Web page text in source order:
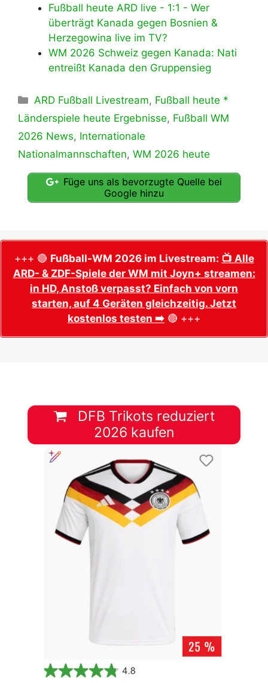
Fußball heute ARD live - 1:1 - Wer
überträgt Kanada gegen Bosnien &
Herzegowina live im TV?
WM 2026 Schweiz gegen Kanada: Nati
entreißt Kanada den Gruppensieg
Kategorien
ARD Fußball Livestream, Fußball heute *
Länderspiele heute Ergebnisse, Fußball WM
2026 News, Internationale
Nationalmannschaften, WM 2026 heute
Füge uns als bevorzugte Quelle bei
Google hinzu
+++ 🔴 Fußball-WM 2026 im Livestream: 📺 Alle
ARD- & ZDF-Spiele der WM mit Joyn+ streamen:
in HD, Anstoß verpasst? Einfach von vorn
starten, auf 4 Geräten gleichzeitig. Jetzt
kostenlos testen ➡️ 🔴 +++
DFB Trikots reduziert
2026 kaufen